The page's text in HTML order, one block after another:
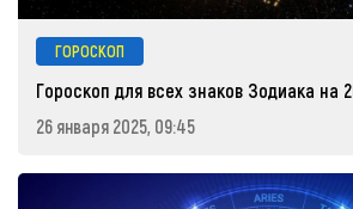
ГОРОСКОП
Гороскоп для всех знаков Зодиака на
26 января 2025, 09:45